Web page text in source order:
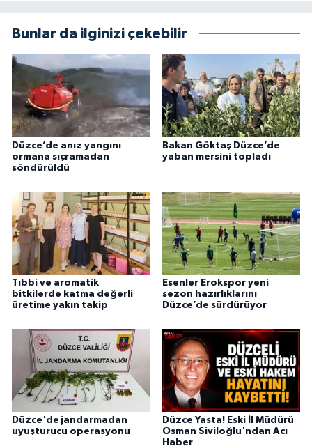
Bunlar da ilginizi çekebilir
Düzce’de anız yangını
ormana sıçramadan
söndürüldü
Bakan Göktaş Düzce’de
yaban mersini topladı
Tıbbi ve aromatik
bitkilerde katma değerli
üretime yakın takip
Esenler Erokspor yeni
sezon hazırlıklarını
Düzce’de sürdürüyor
Düzce'de jandarmadan
uyuşturucu operasyonu
Düzce Yasta! Eski İl Müdürü
Osman Siviloğlu'ndan Acı
Haber